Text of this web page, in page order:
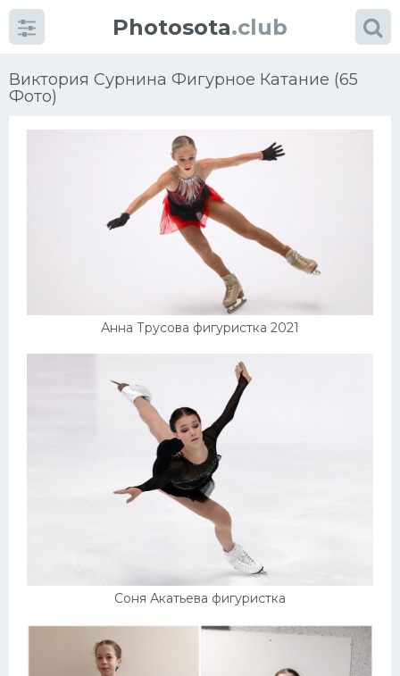
Photosota.club
Виктория Сурнина Фигурное Катание (65
Фото)
Анна Трусова фигуристка 2021
Соня Акатьева фигуристка
Категории Фото
Конькобежный спорт
Интерьер квартиры